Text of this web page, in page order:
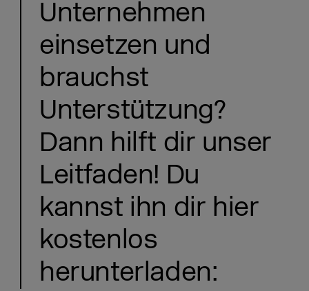
Unternehmen
einsetzen und
brauchst
Unterstützung?
Dann hilft dir unser
Leitfaden! Du
kannst ihn dir hier
kostenlos
herunterladen: